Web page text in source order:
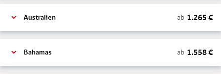
Australien ab 1.265 €
Bahamas ab 1.558€